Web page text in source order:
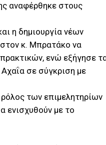
αναφέρθηκε στους
η δημιουργία νέων
κ. Μπρατάκο να
ενώ εξήγησε
σε σύγκριση με
των επιμελητηρίων
ενισχυθούν με το